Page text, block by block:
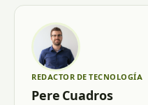
REDACTOR DE TECNOLOGÍA
Pere Cuadros